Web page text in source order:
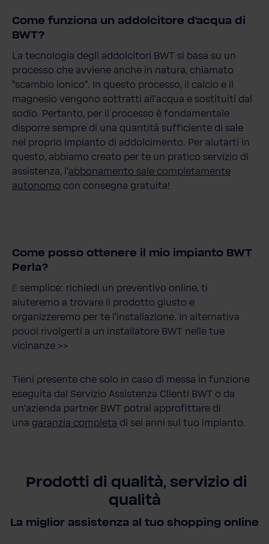
Come funziona un addolcitore d'acqua di
BWT?
La tecnologia degli addolcitori BWT si basa su un
processo che avviene anche in natura, chiamato
"scambio ionico". In questo processo, il calcio e il
magnesio vengono sottratti all'acqua e sostituiti dal
sodio. Pertanto, per il processo è fondamentale
disporre sempre di una quantità sufficiente di sale
nel proprio impianto di addolcimento. Per aiutarti in
questo, abbiamo creato per te un pratico servizio di
assistenza, l'abbonamento sale completamente
autonomo con consegna gratuita!
Come posso ottenere il mio impianto BWT
Perla?
È semplice: richiedi un preventivo online, ti
aiuteremo a trovare il prodotto giusto e
organizzeremo per te l'installazione. In alternativa
pouoi rivolgerti a un installatore BWT nelle tue
vicinanze >>
Tieni presente che solo in caso di messa in funzione
eseguita dal Servizio Assistenza Clienti BWT o da
un'azienda partner BWT potrai approfittare di
una garanzia completa di sei anni sul tuo impianto.
Prodotti di qualità, servizio di
qualità
La miglior assistenza al tuo shopping online